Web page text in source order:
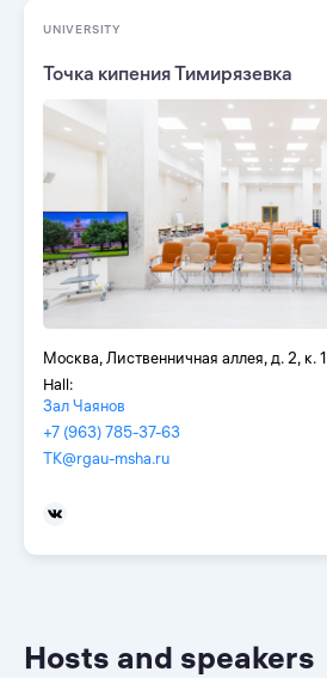
UNIVERSITY
Точка кипения Тимирязевка
Москва, Лиственничная аллея, д. 2, к. 1
Hall:
Зал Чаянов
+7 (963) 785-37-63
TK@rgau-msha.ru
Hosts and speakers